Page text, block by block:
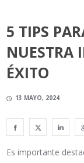
5 TIPS
NUESTRA
ÉXITO
13 MAYO, 2024
Es importante